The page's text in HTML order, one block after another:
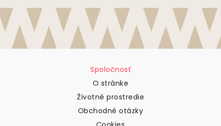
Spoločnosť
O stránke
Životné prostredie
Obchodné otázky